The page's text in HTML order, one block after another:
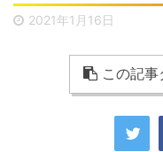
2021年1月16日
この記